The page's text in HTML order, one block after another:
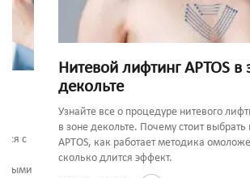
с
Нитевой лифтинг APTOS в
декольте
Узнайте все о процедуре нитевого
в зоне декольте. Почему стоит
APTOS, как работает методика
сколько длится эффект.